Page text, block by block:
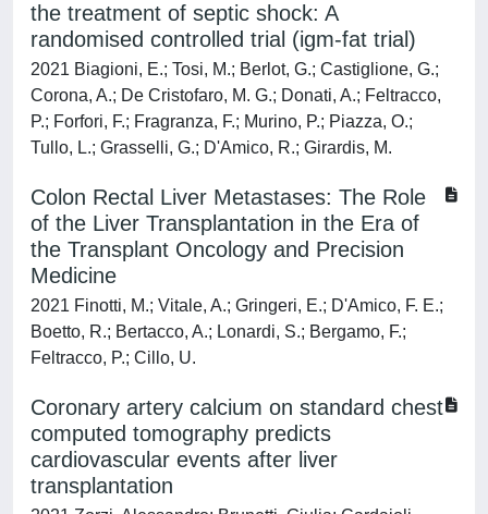
the treatment of septic shock: A
randomised controlled trial (igm-fat trial)
2021 Biagioni, E.; Tosi, M.; Berlot, G.; Castiglione, G.;
Corona, A.; De Cristofaro, M. G.; Donati, A.; Feltracco,
P.; Forfori, F.; Fragranza, F.; Murino, P.; Piazza, O.;
Tullo, L.; Grasselli, G.; D'Amico, R.; Girardis, M.
Colon Rectal Liver Metastases: The Role
of the Liver Transplantation in the Era of
the Transplant Oncology and Precision
Medicine
2021 Finotti, M.; Vitale, A.; Gringeri, E.; D'Amico, F. E.;
Boetto, R.; Bertacco, A.; Lonardi, S.; Bergamo, F.;
Feltracco, P.; Cillo, U.
Coronary artery calcium on standard chest
computed tomography predicts
cardiovascular events after liver
transplantation